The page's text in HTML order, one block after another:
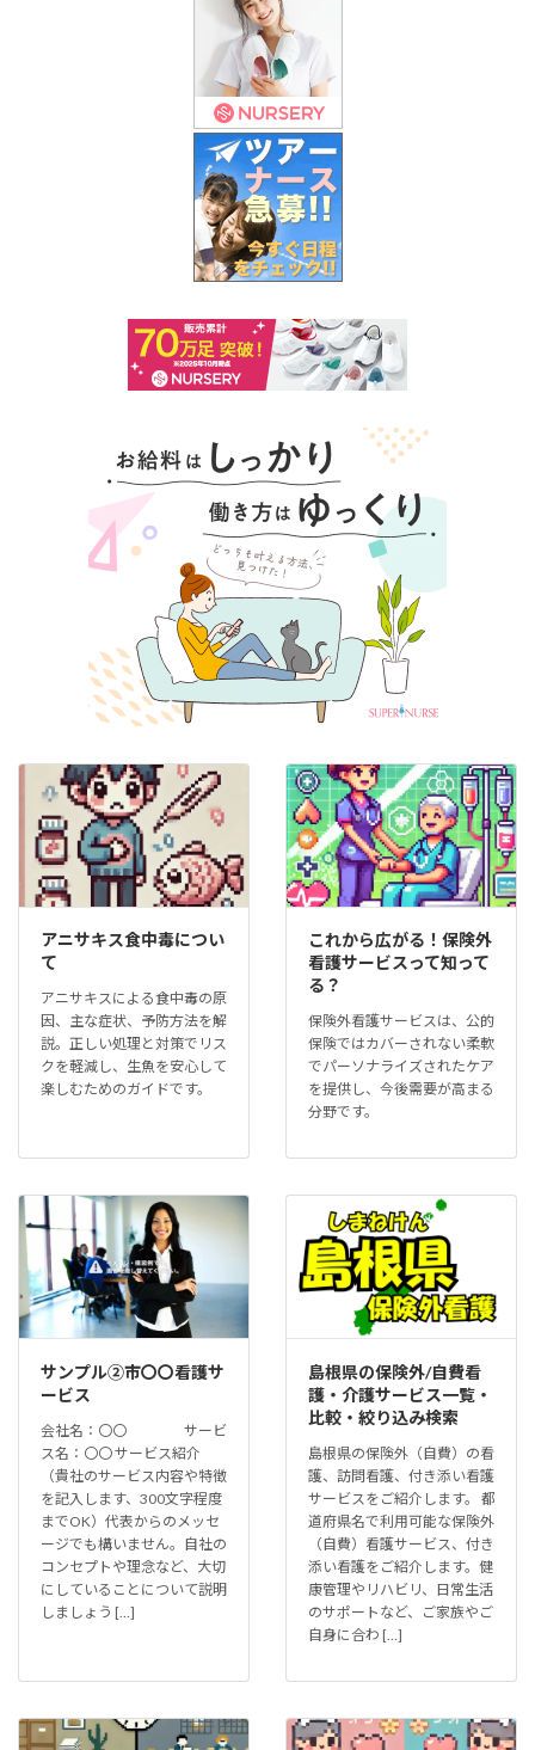
アニサキス食中毒につい
て
アニサキスによる食中毒の原
因、主な症状、予防方法を解
説。正しい処理と対策でリス
クを軽減し、生魚を安心して
楽しむためのガイドです。
これから広がる！保険外
看護サービスって知って
る？
保険外看護サービスは、公的
保険ではカバーされない柔軟
でパーソナライズされたケア
を提供し、今後需要が高まる
分野です。
サンプル②市〇〇看護サ
ービス
会社名：〇〇 サービ
ス名：〇〇 サービス紹介
（貴社のサービス内容や特徴
を記入します、300文字程度
までOK）代表からのメッセ
ージでも構いません。自社の
コンセプトや理念など、大切
にしていることについて説明
しましょう […]
島根県の保険外/自費看
護・介護サービス一覧・
比較・絞り込み検索
島根県の保険外（自費）の看
護、訪問看護、付き添い看護
サービスをご紹介します。 都
道府県名で利用可能な保険外
（自費）看護サービス、付き
添い看護をご紹介します。健
康管理やリハビリ、日常生活
のサポートなど、ご家族やご
自身に合わ […]